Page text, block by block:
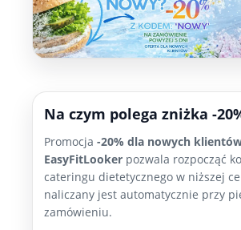
Na czym polega zniżka -
Promocja -20% dla nowych
EasyFitLooker pozwala rozpocząć
cateringu dietetycznego w niższej
naliczany jest automatycznie przy
zamówieniu.